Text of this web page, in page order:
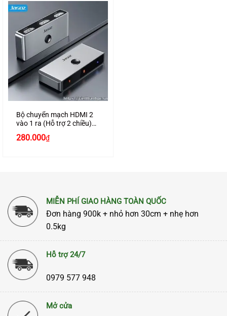
Bộ chuyển mạch HDMI 2
vào 1 ra (Hỗ trợ 2 chiều)
cao cấp
280.000₫
MIỄN PHÍ GIAO HÀNG TOÀN QUỐC
Đơn hàng 900k + nhỏ hơn 30cm + nhẹ hơn
0.5kg
Hỗ trợ 24/7
0979 577 948
Mở cửa